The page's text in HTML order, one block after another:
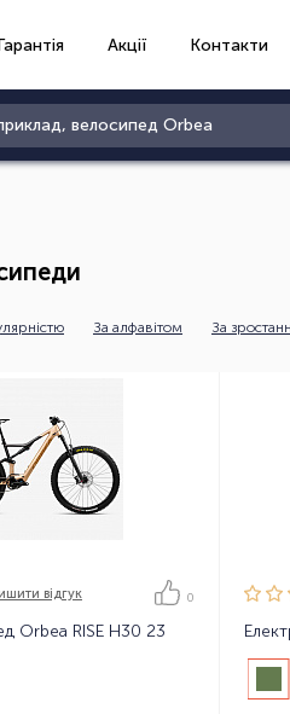
Акції Контакти
За алфавітом За
вiдгук 0
Orbea RISE H30 23